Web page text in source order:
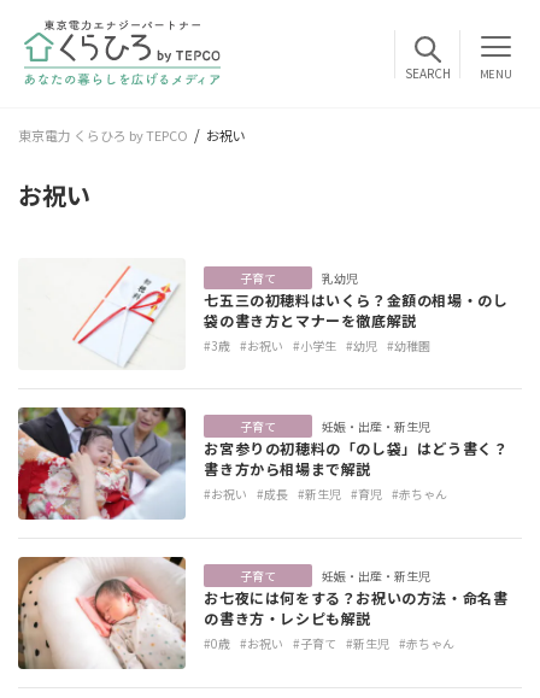
MENU
東京電力 くらひろ by TEPCO お祝い
お祝い
子育て 乳幼児
七五三の初穂料はいくら？金額の相場・のし
袋の書き方とマナーを徹底解説
#3歳 #お祝い #小学生 #幼児 #幼稚園
子育て 妊娠・出産・新生児
お宮参りの初穂料の「のし袋」はどう書く？
書き方から相場まで解説
#お祝い #成長 #新生児 #育児 #赤ちゃん
子育て 妊娠・出産・新生児
お七夜には何をする？お祝いの方法・命名書
の書き方・レシピも解説
#0歳 #お祝い #子育て #新生児 #赤ちゃん